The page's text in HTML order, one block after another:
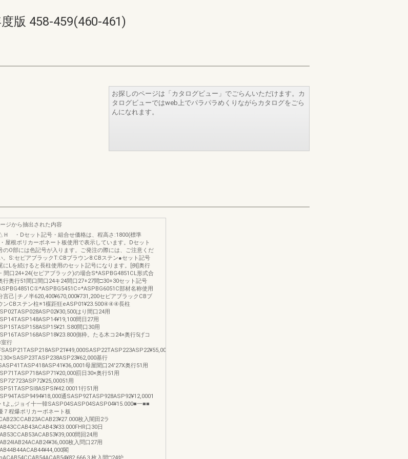
版 458-459(460-461)
お探しのページは「カタログビュー」でごらんいただけます。カ
タログビューではweb上でパラパラめくりながらカタログをごら
んになれます。
ジから抽出された内容
・Dセット記号・組合せ価格は、程高さ:1800(標準
屋根ポリカーボネート板使用で表示しています。Dセット
のO部には色記号が入ります。ご発注の際には、ご注意くだ
。S:セピアブラックT:CBブラウン8:CBステン●セット記号
にLを続けると長柱使用のセット記号になります。[例]奥行
間口24+24(セピアブラック)の場合S*ASPBG4851CL形式合
行奥行51間口間口24キ24間口27+27間□30+30セット記号
部材名称使用
言己￨チノ半620,400¥670,000¥731,200セビアブラックCBブ
ンCBステン柱※1楳距狂eASP01¥23.500④④④長柱
はり間口24用
間日27用
間口30用
側枠。たる木コ24×奥行5げコ
室行
30×SASP23TASP238ASP23¥62,000基行
母屋聞口24'27X奥行51用
罰日30×奥行51用
用
行51用
通SASP92TASP928ASP92¥12,0001
tよ,,ジョイ十一韓SASP04SASP04SASP04¥15.000■一■■
７程爆ポリカーボネート板
枚入闇田2ラ
口30日
間回24用
枚入問口27用
閣